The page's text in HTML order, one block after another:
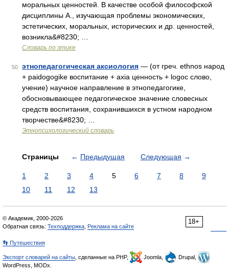
моральных ценностей. В качестве особой философской
дисциплины А., изучающая проблемы экономических,
эстетических, моральных, исторических и др. ценностей,
возникла&#8230; …
Словарь по этике
50 этнопедагогическая аксиология — (от греч. ethnos народ
+ paidogogike воспитание + axia ценность + logoc слово,
учение) научное направление в этнопедагогике,
обосновывающее педагогическое значение словесных
средств воспитания, сохранившихся в устном народном
творчестве&#8230; …
Этнопсихологический словарь
Страницы ← Предыдущая Следующая →
1 2 3 4 5 6 7 8
9
10
11 12 13
18+
© Академик, 2000-2026
Обратная связь: Техподдержка Реклама на сайте
👣 Путешествия
Экспорт словарей на сайты , сделанные на PHP, Joomla,
Drupal,
WordPress, MODx.